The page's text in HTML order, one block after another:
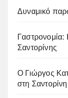
Δυναμικό
Σαντορίνης
Ο Γιώργος
στη Σαντορίνη